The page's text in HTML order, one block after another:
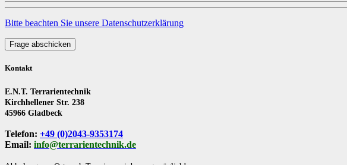
Bitte beachten Sie unsere Datenschutzerklärung
Frage abschicken
Kontakt
E.N.T. Terrarientechnik
Kirchhellener Str. 238
45966 Gladbeck
Telefon: +49 (0)2043-9353174
Email: info@terrarientechnik.de